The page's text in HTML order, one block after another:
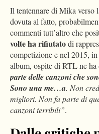
Il tentennare di Mika verso
dovuta al fatto,
commenti tutt’altro che
volte ha rifiutatodi
competizione e nel 2015,
album, ospite di RTL ne
parte delle canzoni che
Sono una me…a. Non
migliori. Non fa parte di
canzoni terribili”.